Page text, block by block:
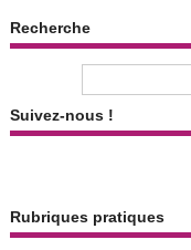
Recherche
Suivez-nous !
Rubriques pratiques